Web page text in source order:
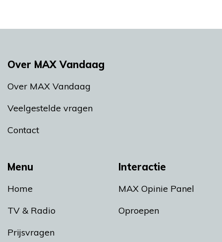
Menu
Home
TV & Radio
Prijsvragen
Interactie
MAX Opinie Panel
Oproepen
Over MAX Vandaag
Over MAX Vandaag
Veelgestelde vragen
Contact